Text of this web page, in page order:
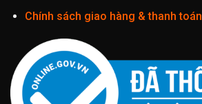
Chính sách giao hàng & thanh toán